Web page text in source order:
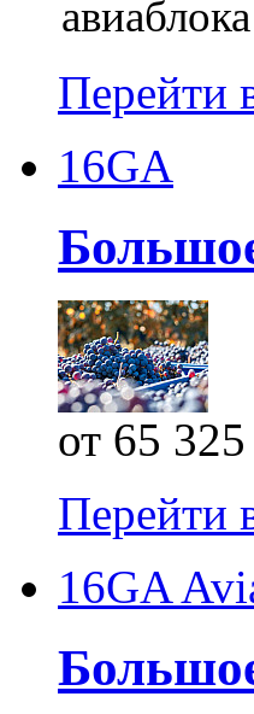
Перейти
16GA
от 65
Перейти
16GA